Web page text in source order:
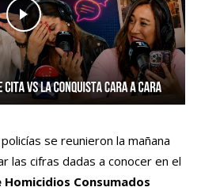
se reunieron la mañana
las cifras dadas a conocer en el
Consumados